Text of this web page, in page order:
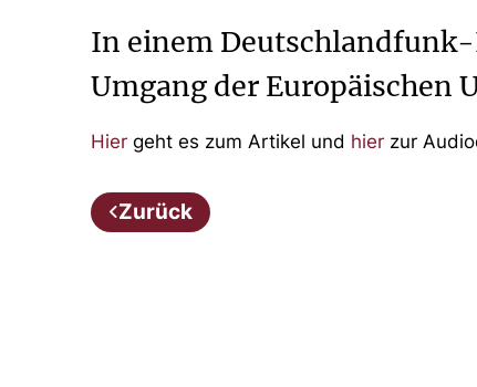
In einem
Umgang der Europäischen
Hier geht es zum Artikel und hier zur
Zurück